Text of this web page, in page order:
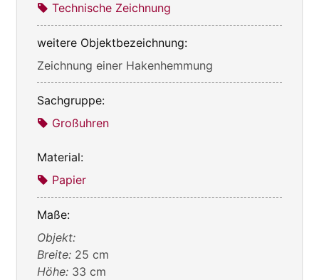
Technische Zeichnung
weitere Objektbezeichnung:
Zeichnung einer Hakenhemmung
Sachgruppe:
Großuhren
Material:
Papier
Maße:
Objekt:
Breite: 25 cm
Höhe: 33 cm